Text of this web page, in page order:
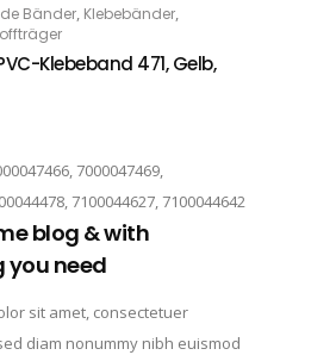
Bänder, Klebebänder,
Klebeband 471, Gelb,
7000047469,
7100044627, 7100044642
blog & with
you need
sit amet, consectetuer
diam nonummy nibh euismod